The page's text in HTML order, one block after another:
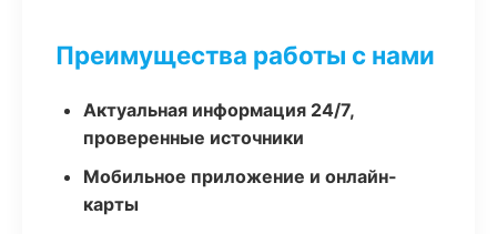
Преимущества работы с нами
Актуальная информация 24/7,
проверенные источники
Мобильное приложение и онлайн-
карты